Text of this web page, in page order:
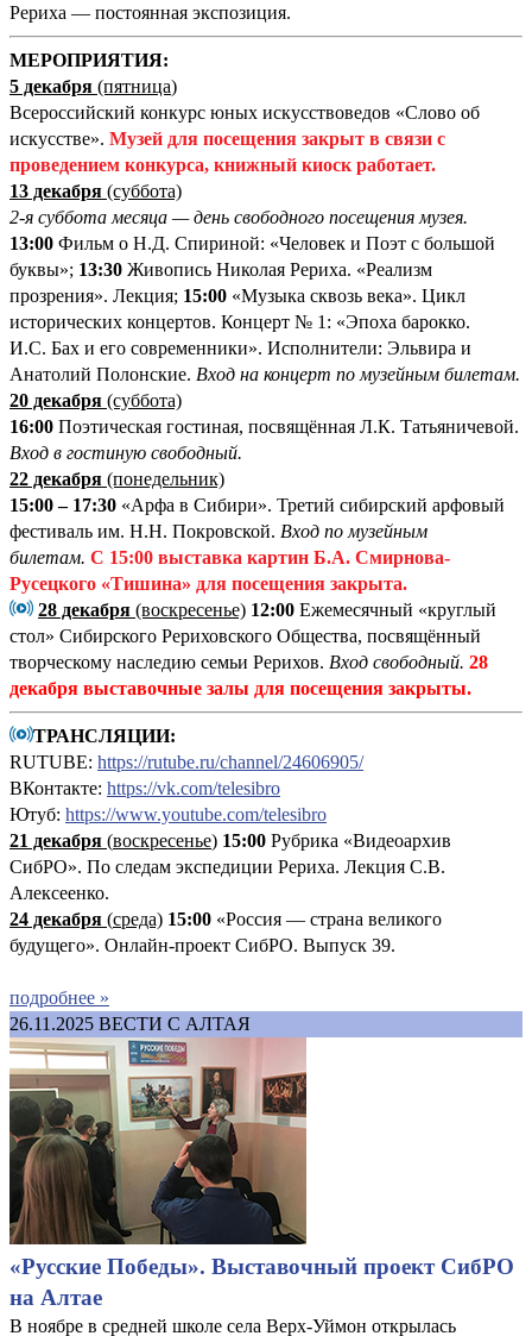
Рериха — постоянная экспозиция.
МЕРОПРИЯТИЯ:
5 декабря (пятница)
Всероссийский конкурс юных искусствоведов «Слово об
искусстве». Музей для посещения закрыт в связи с
проведением конкурса, книжный киоск работает.
13 декабря (суббота)
2-я суббота месяца — день свободного посещения музея.
13:00 Фильм о Н.Д. Спириной: «Человек и Поэт с большой
буквы»; 13:30 Живопись Николая Рериха. «Реализм
прозрения». Лекция; 15:00 «Музыка сквозь века». Цикл
исторических концертов. Концерт № 1: «Эпоха барокко.
И.С. Бах и его современники». Исполнители: Эльвира и
Анатолий Полонские. Вход на концерт по музейным билетам.
20 декабря (суббота)
16:00 Поэтическая гостиная, посвящённая Л.К. Татьяничевой.
Вход в гостиную свободный.
22 декабря (понедельник)
15:00 – 17:30 «Арфа в Сибири». Третий сибирский арфовый
фестиваль им. Н.Н. Покровской. Вход по музейным
билетам. С 15:00 выставка картин Б.А. Смирнова-
Русецкого «Тишина» для посещения закрыта.
28 декабря (воскресенье) 12:00 Ежемесячный «круглый
стол» Сибирского Рериховского Общества, посвящённый
творческому наследию семьи Рерихов. Вход свободный. 28
декабря выставочные залы для посещения закрыты.
ТРАНСЛЯЦИИ:
RUTUBE: https://rutube.ru/channel/24606905/
ВКонтакте: https://vk.com/telesibro
Ютуб: https://www.youtube.com/telesibro
21 декабря (воскресенье) 15:00 Рубрика «Видеоархив
СибРО». По следам экспедиции Рериха. Лекция С.В.
Алексеенко.
24 декабря (среда) 15:00 «Россия — страна великого
будущего». Онлайн-проект СибРО. Выпуск 39.
подробнее »
26.11.2025 ВЕСТИ С АЛТАЯ
«Русские Победы». Выставочный проект СибРО
на Алтае
В ноябре в средней школе села Верх-Уймон открылась